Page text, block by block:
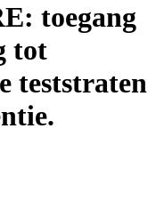
toegang
tot
teststraten